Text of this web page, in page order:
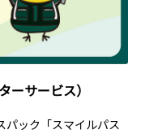
ーサービス）
パック「スマイルパス